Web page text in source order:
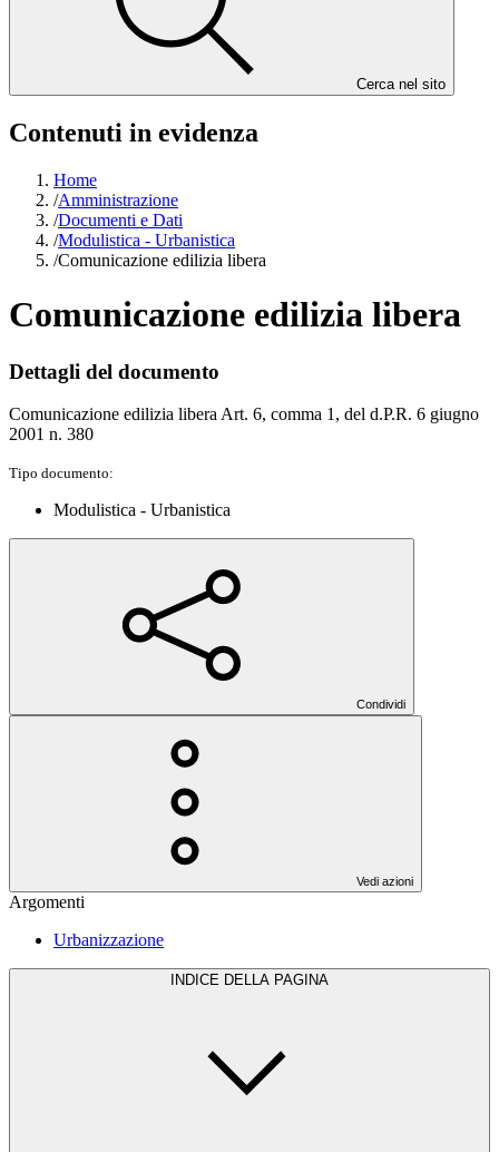
Cerca nel sito
Contenuti in evidenza
Home
/Amministrazione
/Documenti e Dati
/Modulistica - Urbanistica
/Comunicazione edilizia libera
Comunicazione edilizia libera
Dettagli del documento
Comunicazione edilizia libera Art. 6, comma 1, del d.P.R. 6 giugno
2001 n. 380
Tipo documento:
Modulistica - Urbanistica
Condividi
Vedi azioni
Argomenti
Urbanizzazione
INDICE DELLA PAGINA